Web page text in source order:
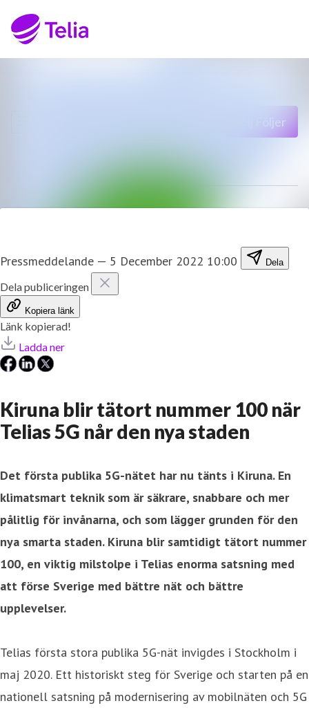
Kontakt
Följer
Pressmeddelande — 5 December 2022 10:00 Dela
Dela publiceringen
Kopiera länk
Länk kopierad!
Ladda ner
Kiruna blir tätort nummer 100 när
Telias 5G når den nya staden
Det första publika 5G-nätet har nu tänts i Kiruna. En
klimatsmart teknik som är säkrare, snabbare och mer
pålitlig för invånarna, och som lägger grunden för den
nya smarta staden. Kiruna blir samtidigt tätort nummer
100, en viktig milstolpe i Telias enorma satsning med
att förse Sverige med bättre nät och bättre
upplevelser.
Telias första stora publika 5G-nät invigdes i Stockholm i
maj 2020. Ett historiskt steg för Sverige och starten på en
nationell satsning på modernisering av mobilnäten och 5G